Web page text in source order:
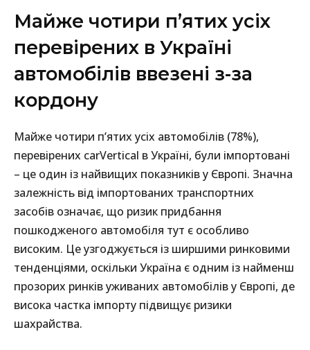
Майже чотири п’ятих усіх
перевірених в Україні
автомобілів ввезені з-за
кордону
Майже чотири п’ятих усіх автомобілів (78%),
перевірених carVertical в Україні, були імпортовані
– це один із найвищих показників у Європі. Значна
залежність від імпортованих транспортних
засобів означає, що ризик придбання
пошкодженого автомобіля тут є особливо
високим. Це узгоджується із ширшими ринковими
тенденціями, оскільки Україна є одним із найменш
прозорих ринків уживаних автомобілів у Європі, де
висока частка імпорту підвищує ризики
шахрайства.